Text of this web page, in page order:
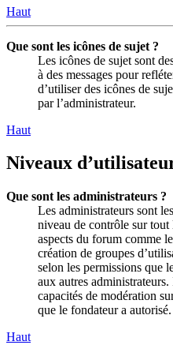
Haut
Que sont les icônes de sujet ?
Les icônes de sujet sont
à des messages pour
d’utiliser des icônes de
par l’administrateur.
Haut
Niveaux
Que sont les administrateurs ?
Les administrateurs sont
niveau de contrôle sur
aspects du forum comme
création de groupes
selon les permissions que
aux autres
capacités de modération
que le fondateur a autorisé.
Haut